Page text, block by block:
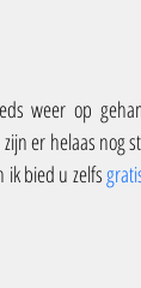
weer op
er helaas nog
ik bied u zelfs